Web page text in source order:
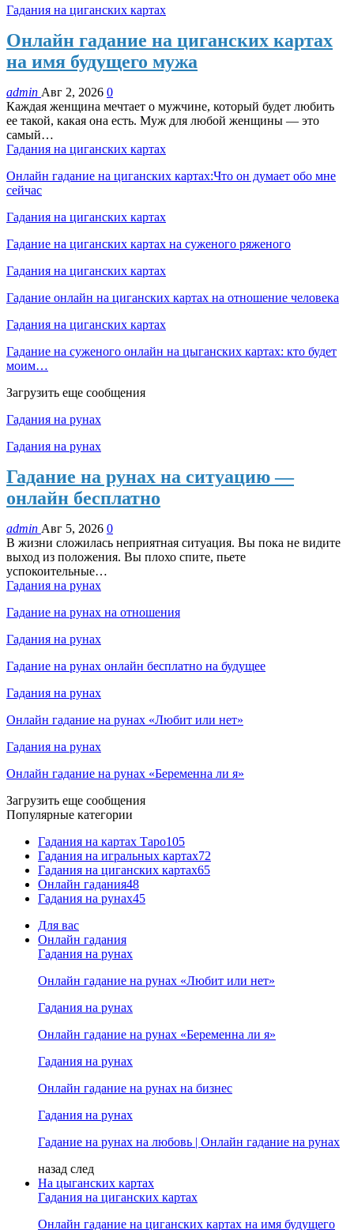
Гадания на циганских картах
Онлайн гадание на циганских картах
на имя будущего мужа
admin Авг 2, 2026 0
Каждая женщина мечтает о мужчине, который будет любить
ее такой, какая она есть. Муж для любой женщины — это
самый…
Гадания на циганских картах
Онлайн гадание на циганских картах:Что он думает обо мне
сейчас
Гадания на циганских картах
Гадание на циганских картах на суженого ряженого
Гадания на циганских картах
Гадание онлайн на циганских картах на отношение человека
Гадания на циганских картах
Гадание на суженого онлайн на цыганских картах: кто будет
моим…
Загрузить еще сообщения
Гадания на рунах
Гадания на рунах
Гадание на рунах на ситуацию —
онлайн бесплатно
admin Авг 5, 2026 0
В жизни сложилась неприятная ситуация. Вы пока не видите
выход из положения. Вы плохо спите, пьете
успокоительные…
Гадания на рунах
Гадание на рунах на отношения
Гадания на рунах
Гадание на рунах онлайн бесплатно на будущее
Гадания на рунах
Онлайн гадание на рунах «Любит или нет»
Гадания на рунах
Онлайн гадание на рунах «Беременна ли я»
Загрузить еще сообщения
Популярные категории
Гадания на картах Таро105
Гадания на игральных картах72
Гадания на циганских картах65
Онлайн гадания48
Гадания на рунах45
Для вас
Онлайн гадания
Гадания на рунах
Онлайн гадание на рунах «Любит или нет»
Гадания на рунах
Онлайн гадание на рунах «Беременна ли я»
Гадания на рунах
Онлайн гадание на рунах на бизнес
Гадания на рунах
Гадание на рунах на любовь | Онлайн гадание на рунах
назад след
На цыганских картах
Гадания на циганских картах
Онлайн гадание на циганских картах на имя будущего